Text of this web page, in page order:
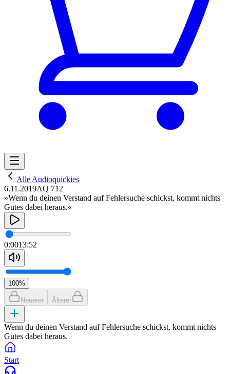
Alle Audioquickies
6.11.2019AQ 712
»Wenn du deinen Verstand auf Fehlersuche schickst, kommt nichts
Gutes dabei heraus.«
0:0013:52
100%
Neuerer Älterer
Wenn du deinen Verstand auf Fehlersuche schickst, kommt nichts
Gutes dabei heraus.
Start